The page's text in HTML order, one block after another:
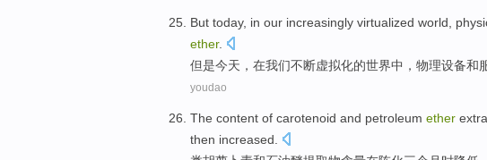
But today, in our increasingly virtualized world
ether.
但是今天 ， 在我们不断虚拟化的世界中， 物理设备和
youdao
The content of carotenoid and petroleum ether
then increased